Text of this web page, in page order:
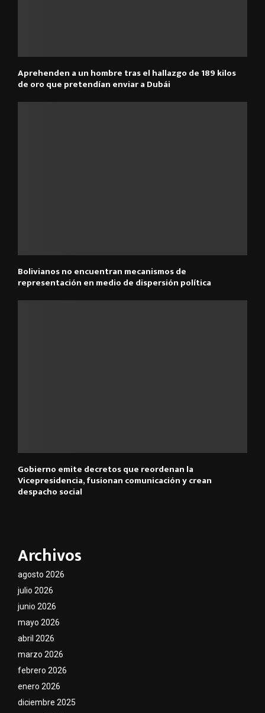
Aprehenden a un hombre tras el hallazgo de 189 kilos
de oro que pretendían enviar a Dubái
Bolivianos no encuentran mecanismos de
representación en medio de dispersión política
Gobierno emite decretos que reordenan la
Vicepresidencia, fusionan comunicación y crean
despacho social
Archivos
agosto 2026
julio 2026
junio 2026
mayo 2026
abril 2026
marzo 2026
febrero 2026
enero 2026
diciembre 2025